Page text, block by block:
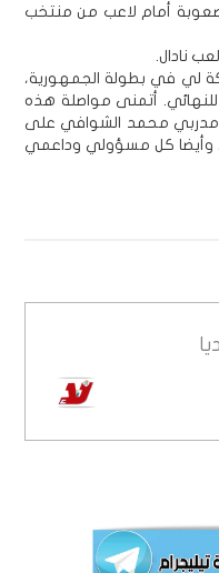
أمام لاعب من منتخب
نادال.
لي في بطولة الجمهورية،
أتمنى مواصلة هذه
مدربي محمد الشوافي على
وأيضا كل مسؤولي وداعمي